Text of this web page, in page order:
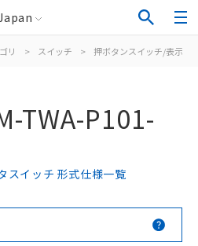
リ > スイッチ > 押ボタンスイッチ/表示灯
TWA-P101-
スイッチ 形式仕様一覧